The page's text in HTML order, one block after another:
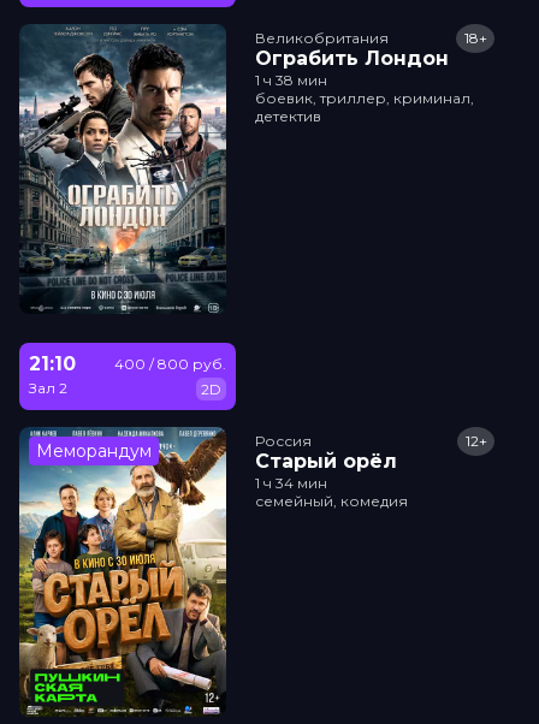
Великобритания
Ограбить Лондон
18+
1 ч 38 мин
боевик, триллер, криминал,
детектив
21:10
Зал 2
400 / 800 руб.
2D
Меморандум Россия
Старый орёл
12+
1 ч 34 мин
семейный, комедия